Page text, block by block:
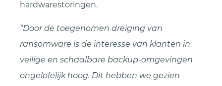
hardwarestoringen.
“Door de toegenomen dreiging van
ransomware is de interesse van klanten in
veilige en schaalbare backup-omgevingen
ongelofelijk hoog. Dit hebben we gezien